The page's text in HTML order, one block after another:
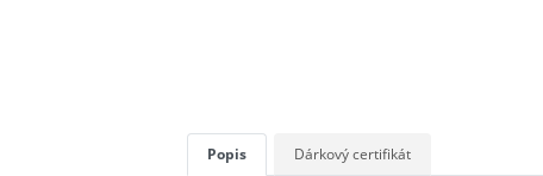
Popis Dárkový certifikát